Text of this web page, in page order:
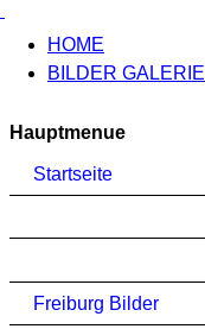
HOME
BILDER GALERIE
Hauptmenue
Startseite
Freiburg Bilder